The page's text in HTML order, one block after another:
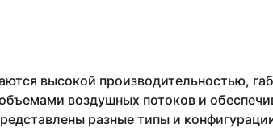
высокой производительностью,
воздушных потоков и
разные типы и